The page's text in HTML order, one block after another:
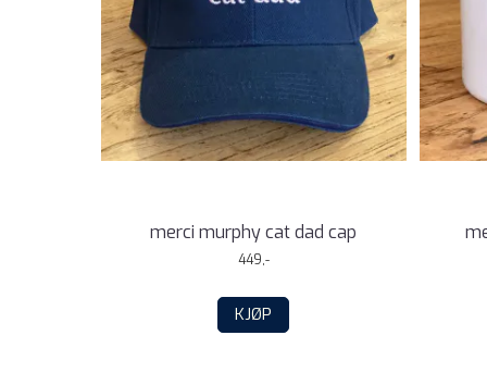
merci murphy cat dad cap
449,-
KJØP